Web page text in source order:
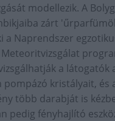
modellezik. A
zárt
a Naprendszer
a látogatók
pompázó kristályait, és
több darabját is
pedig fényhajlító